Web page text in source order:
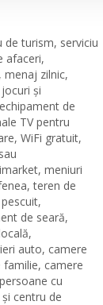
de turism, serviciu
afaceri,
zilnic,
și
de
TV pentru
WiFi gratuit,
meniuri
teren de
de seară,
auto, camere
camere
cu
centru de